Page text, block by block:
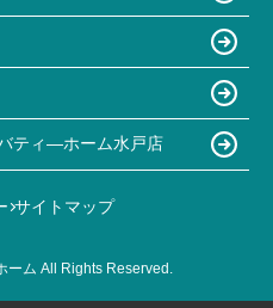
ティ―ホーム水戸店
サイトマップ
ーム All Rights Reserved.